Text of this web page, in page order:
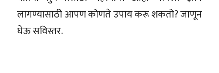
लागण्यासाठी आपण कोणते उपाय करू शकतो? जाणून
घेऊ सविस्तर.